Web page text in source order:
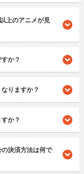
上のアニメが見
か？
りますか？
か？
決済方法は何で